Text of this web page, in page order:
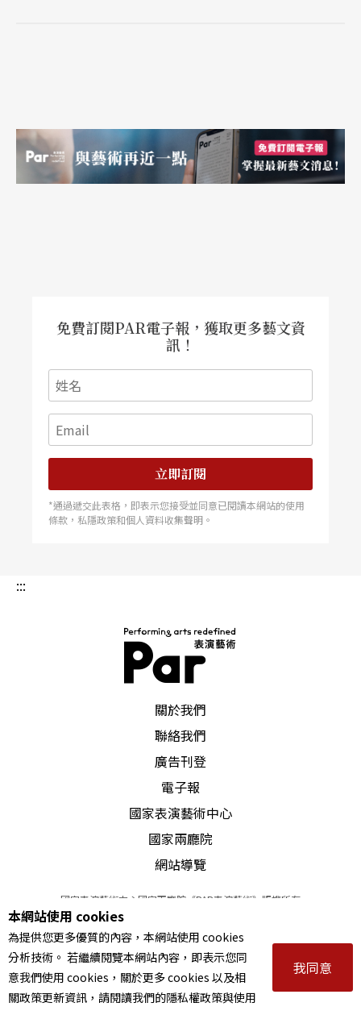
免費訂閱PAR電子報，獲取更多藝文資
訊！
立即訂閱
*通過遞交此表格，即表示您接受並同意已閱讀本網站的使用
條款，私隱政策和個人資料收集聲明。
:::
關於我們
聯絡我們
廣告刊登
電子報
國家表演藝術中心
國家兩廳院
網站導覽
國家表演藝術中心國家兩廳院《PAR表演藝術》版權所有
© 2022Performing arts redefined. All Rights Reserved
統一編號 Tax Id number 00973926
本站所提供相關演出資訊，如有異動應以主辦單位公告為準。
服務條款｜隱私權聲明｜著作權聲明
本網站使用 cookies
為提供您更多優質的內容，本網站使用 cookies
分析技術。 若繼續閱覽本網站內容，即表示您同
意我們使用 cookies，關於更多 cookies 以及相
關政策更新資訊，請閱讀我們的隱私權政策與使用
我同意